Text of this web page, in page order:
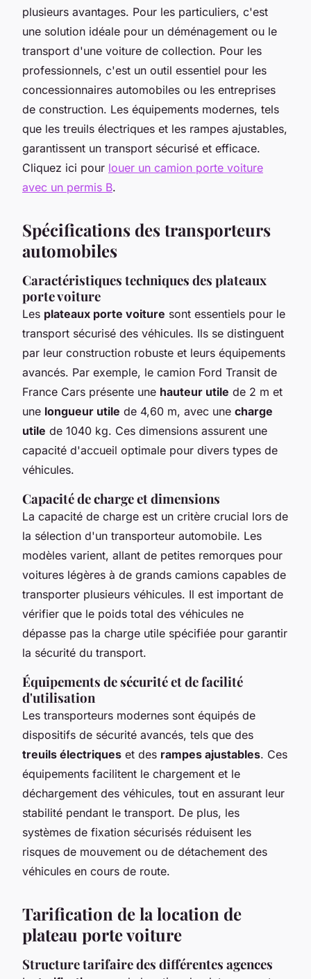
plusieurs avantages. Pour les particuliers, c'est
une solution idéale pour un déménagement ou le
transport d'une voiture de collection. Pour les
professionnels, c'est un outil essentiel pour les
concessionnaires automobiles ou les entreprises
de construction. Les équipements modernes, tels
que les treuils électriques et les rampes ajustables,
garantissent un transport sécurisé et efficace.
Cliquez ici pour louer un camion porte voiture
avec un permis B.
Spécifications des transporteurs
automobiles
Caractéristiques techniques des plateaux
porte voiture
Les plateaux porte voiture sont essentiels pour le
transport sécurisé des véhicules. Ils se distinguent
par leur construction robuste et leurs équipements
avancés. Par exemple, le camion Ford Transit de
France Cars présente une hauteur utile de 2 m et
une longueur utile de 4,60 m, avec une charge
utile de 1040 kg. Ces dimensions assurent une
capacité d'accueil optimale pour divers types de
véhicules.
Capacité de charge et dimensions
La capacité de charge est un critère crucial lors de
la sélection d'un transporteur automobile. Les
modèles varient, allant de petites remorques pour
voitures légères à de grands camions capables de
transporter plusieurs véhicules. Il est important de
vérifier que le poids total des véhicules ne
dépasse pas la charge utile spécifiée pour garantir
la sécurité du transport.
Équipements de sécurité et de facilité
d'utilisation
Les transporteurs modernes sont équipés de
dispositifs de sécurité avancés, tels que des
treuils électriques et des rampes ajustables. Ces
équipements facilitent le chargement et le
déchargement des véhicules, tout en assurant leur
stabilité pendant le transport. De plus, les
systèmes de fixation sécurisés réduisent les
risques de mouvement ou de détachement des
véhicules en cours de route.
Tarification de la location de
plateau porte voiture
Structure tarifaire des différentes agences